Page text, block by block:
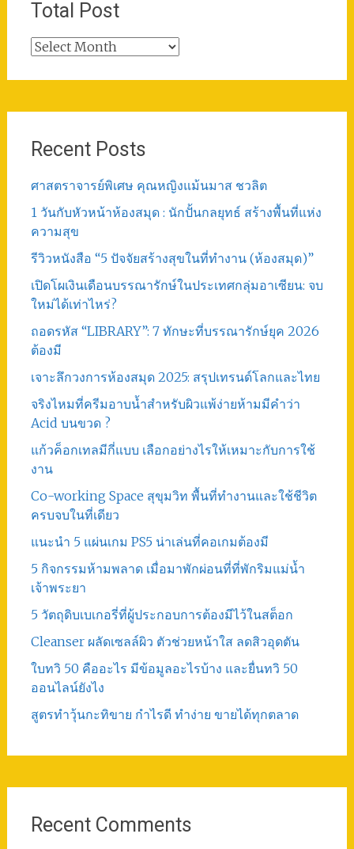
Total Post
Total
Recent Posts
ศาสตราจารย์พิเศษ คุณหญิงแม้นมาส ชวลิต
1 วันกับหัวหน้าห้องสมุด : นักปั้นกลยุทธ์ สร้างพื้นที่แห่ง
ความสุข
รีวิวหนังสือ “5 ปัจจัยสร้างสุขในที่ทำงาน (ห้องสมุด)”
เปิดโผเงินเดือนบรรณารักษ์ในประเทศกลุ่มอาเซียน: จบ
ใหม่ได้เท่าไหร่?
ถอดรหัส “LIBRARY”: 7 ทักษะที่บรรณารักษ์ยุค 2026
ต้องมี
เจาะลึกวงการห้องสมุด 2025: สรุปเทรนด์โลกและไทย
จริงไหมที่ครีมอาบน้ำสำหรับผิวแพ้ง่ายห้ามมีคำว่า
Acid บนขวด ?
แก้วค็อกเทลมีกี่แบบ เลือกอย่างไรให้เหมาะกับการใช้
งาน
Co-working Space สุขุมวิท พื้นที่ทำงานและใช้ชีวิต
ครบจบในที่เดียว
แนะนำ 5 แผ่นเกม PS5 น่าเล่นที่คอเกมต้องมี
5 กิจกรรมห้ามพลาด เมื่อมาพักผ่อนที่ที่พักริมแม่น้ำ
เจ้าพระยา
5 วัตถุดิบเบเกอรี่ที่ผู้ประกอบการต้องมีไว้ในสต็อก
Cleanser ผลัดเซลล์ผิว ตัวช่วยหน้าใส ลดสิวอุดตัน
ใบทวิ 50 คืออะไร มีข้อมูลอะไรบ้าง และยื่นทวิ 50
ออนไลน์ยังไง
สูตรทําวุ้นกะทิขาย กำไรดี ทำง่าย ขายได้ทุกตลาด
Recent Comments